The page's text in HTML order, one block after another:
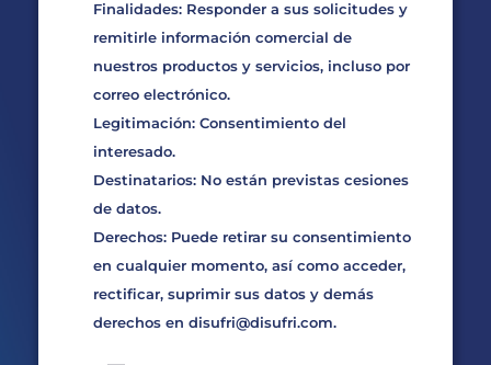
Finalidades: Responder a sus solicitudes y
remitirle información comercial de
nuestros productos y servicios, incluso por
correo electrónico.
Legitimación: Consentimiento del
interesado.
Destinatarios: No están previstas cesiones
de datos.
Derechos: Puede retirar su consentimiento
en cualquier momento, así como acceder,
rectificar, suprimir sus datos y demás
derechos en disufri@disufri.com.